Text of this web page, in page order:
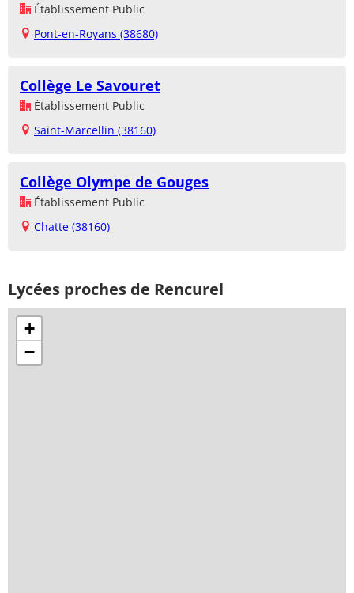
Établissement Public
Pont-en-Royans (38680)
Collège Le Savouret
Établissement Public
Saint-Marcellin (38160)
Collège Olympe de Gouges
Établissement Public
Chatte (38160)
Lycées proches de Rencurel
+
−